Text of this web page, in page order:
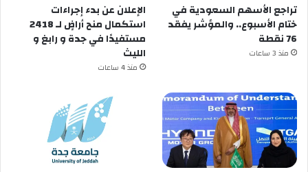
تراجع الأسهم السعودية في
ختام الأسبوع.. والمؤشر يفقد
76 نقطة
منذ 3 ساعات
الإعلان عن ‏بدء إجراءات
استكمال منح أراضٍ لـ 2418
مستفيدًا في ⁧‫جدة‬⁩ و ⁧‫رابغ‬⁩ و
منذ 4 ساعات